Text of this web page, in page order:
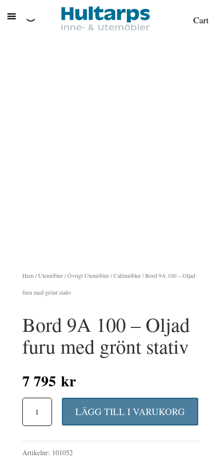
Cart
Hem/Utemöbler/Övrigt Utemöbler/Cafémöbler/ Bord 9A 100 – Oljad
furu med grönt stativ
Bord 9A 100 – Oljad
furu med grönt stativ
7 795 kr
9A
100
-
LÄGG TILL I VARUKORG
Artikelnr: 101052